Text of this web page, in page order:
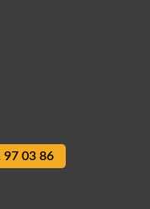
97 03 86